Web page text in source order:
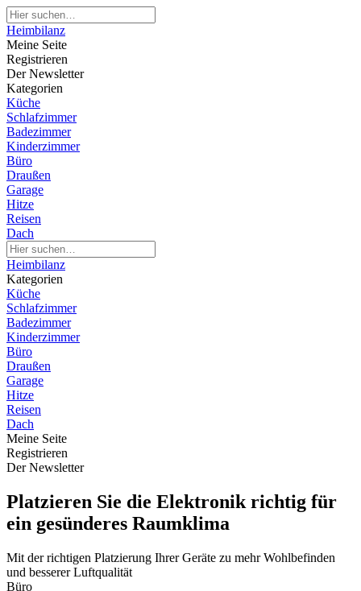
Heimbilanz
Meine Seite
Registrieren
Der Newsletter
Kategorien
Küche
Schlafzimmer
Badezimmer
Kinderzimmer
Büro
Draußen
Garage
Hitze
Reisen
Dach
Heimbilanz
Kategorien
Küche
Schlafzimmer
Badezimmer
Kinderzimmer
Büro
Draußen
Garage
Hitze
Reisen
Dach
Meine Seite
Registrieren
Der Newsletter
Platzieren Sie die Elektronik richtig für
ein gesünderes Raumklima
Mit der richtigen Platzierung Ihrer Geräte zu mehr Wohlbefinden
und besserer Luftqualität
Büro